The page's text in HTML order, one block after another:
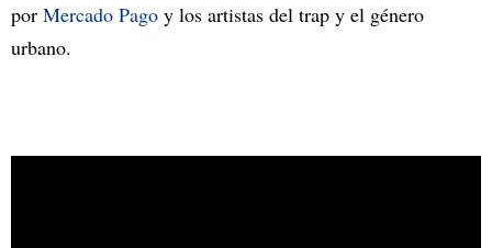
por Mercado Pago y los artistas del trap y el género
urbano.